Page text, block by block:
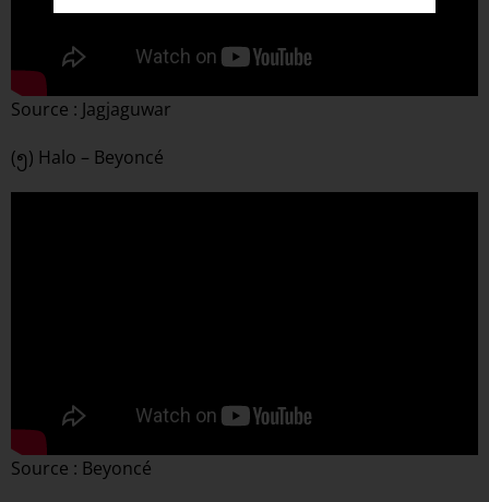
Source : Jagjaguwar
(၅) Halo – Beyoncé
Source : Beyoncé